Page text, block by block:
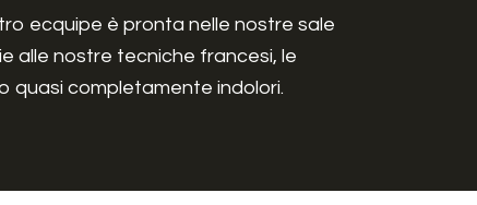
ecquipe è pronta nelle nostre sale
alle nostre tecniche francesi, le
quasi completamente indolori.